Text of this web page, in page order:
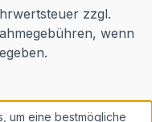
zzgl.
wenn
um eine bestmögliche